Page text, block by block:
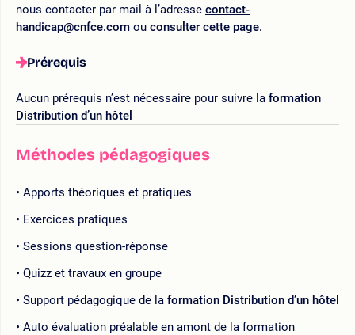
nous contacter par mail à l’adresse contact-
handicap@cnfce.com ou consulter cette page.
Prérequis
Aucun prérequis n’est nécessaire pour suivre la formation
Distribution d’un hôtel
Méthodes pédagogiques
Apports théoriques et pratiques
Exercices pratiques
Sessions question-réponse
Quizz et travaux en groupe
Support pédagogique de la formation Distribution d’un hôtel
Auto évaluation préalable en amont de la formation